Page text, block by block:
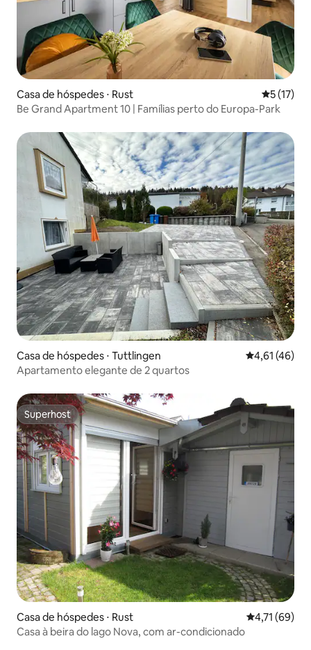
Casa de hóspedes ⋅ Rust 5 de uma
5 (17)
Be Grand Apartment 10 | Famílias perto do Europa-Park
Casa de hóspedes ⋅ Tuttlingen 4,61 de uma
4,61 (46)
Apartamento elegante de 2 quartos
Superhost
Superhost
Casa de hóspedes ⋅ Rust 4,71 de uma
4,71 (69)
Casa à beira do lago Nova, com ar-condicionado